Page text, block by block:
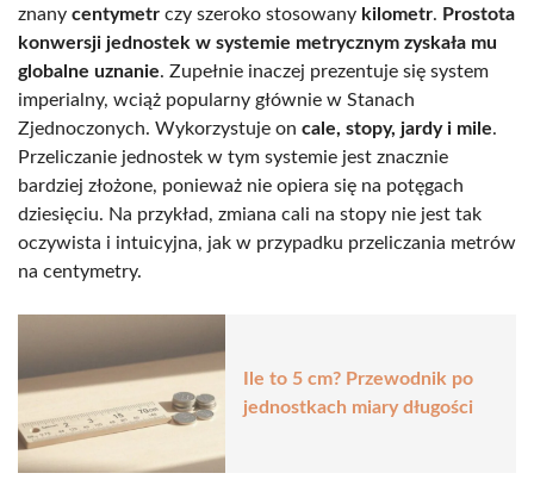
znany centymetr czy szeroko stosowany kilometr. Prostota
konwersji jednostek w systemie metrycznym zyskała mu
globalne uznanie. Zupełnie inaczej prezentuje się system
imperialny, wciąż popularny głównie w Stanach
Zjednoczonych. Wykorzystuje on cale, stopy, jardy i mile.
Przeliczanie jednostek w tym systemie jest znacznie
bardziej złożone, ponieważ nie opiera się na potęgach
dziesięciu. Na przykład, zmiana cali na stopy nie jest tak
oczywista i intuicyjna, jak w przypadku przeliczania metrów
na centymetry.
Ile to 5 cm? Przewodnik po
jednostkach miary długości